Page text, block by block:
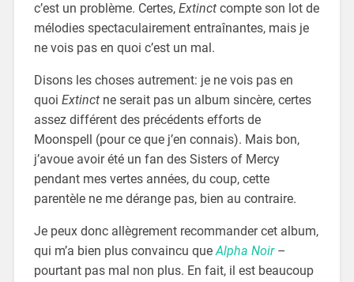
c’est un problème. Certes, Extinctcompte son lot de
mélodies spectaculairement entraînantes, mais je
ne vois pas en quoi c’est un mal.
Disons les choses autrement: je ne vois pas en
quoi Extinctne serait pas un album sincère, certes
assez différent des précédents efforts de
Moonspell (pour ce que j’en connais). Mais bon,
j’avoue avoir été un fan des Sisters of Mercy
pendant mes vertes années, du coup, cette
parentèle ne me dérange pas, bien au contraire.
Je peux donc allègrement recommander cet album,
qui m’a bien plus convaincu queAlpha Noir–
pourtant pas mal non plus. En fait, il est beaucoup